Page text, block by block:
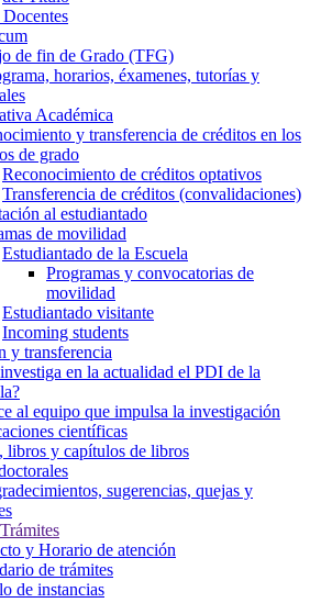
de fin de Grado (TFG)
horarios, éxamenes, tutorías y
Académica
y transferencia de créditos en los
de grado
Reconocimiento de créditos optativos
Transferencia de créditos (convalidaciones)
al estudiantado
de movilidad
Estudiantado de la Escuela
Programas y convocatorias de
movilidad
Estudiantado visitante
Incoming students
y transferencia
en la actualidad el PDI de la
al equipo que impulsa la investigación
científicas
libros y capítulos de libros
sugerencias, quejas y
y Horario de atención
de trámites
de instancias